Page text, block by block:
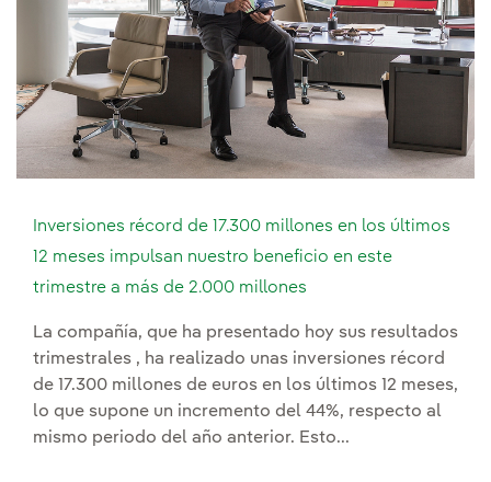
Inversiones récord de 17.300 millones en los últimos
12 meses impulsan nuestro beneficio en este
trimestre a más de 2.000 millones
La compañía, que ha presentado hoy sus resultados
trimestrales , ha realizado unas inversiones récord
de 17.300 millones de euros en los últimos 12 meses,
lo que supone un incremento del 44%, respecto al
mismo periodo del año anterior. Esto...